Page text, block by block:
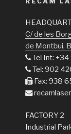
C/ de les
de Montbui,
Tel Int:
Tel: 902
Fax: 938
FACTORY 2
Industrial